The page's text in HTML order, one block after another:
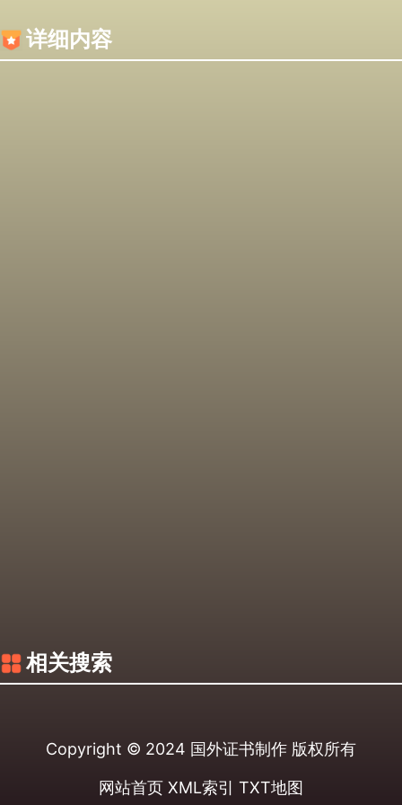
详细内容
相关搜索
Copyright © 2024 国外证书制作 版权所有
网站首页 XML索引 TXT地图